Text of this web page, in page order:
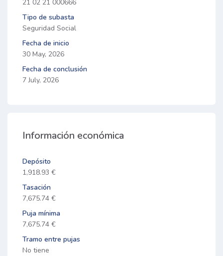
21 02 21 000666
Tipo de subasta
Seguridad Social
Fecha de inicio
30 May, 2026
Fecha de conclusión
7 July, 2026
Información económica
Depósito
1,918.93 €
Tasación
7,675.74 €
Puja mínima
7,675.74 €
Tramo entre pujas
No tiene